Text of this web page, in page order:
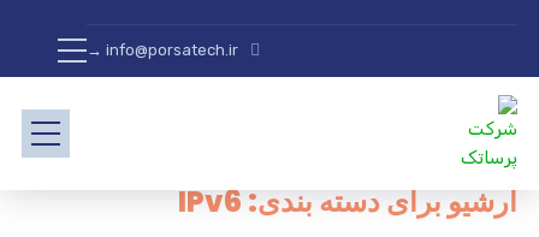
info@porsatech.ir →
آرشیو برای دسته بندی: IPv6